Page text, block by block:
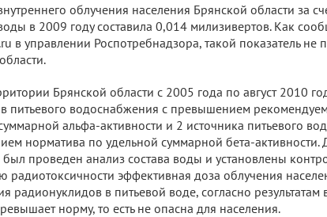
облучения населения Брянской области за
в 2009 году составила 0,014 милизивертов. Как
в управлении Роспотребнадзора, такой показатель не
Брянской области с 2005 года по август 2010
питьевого водоснабжения с превышением
альфа-активности и 2 источника питьевого
норматива по удельной суммарной бета-активности.
был проведен анализ состава воды и установлены
радиотоксичности эффективная доза облучения
радионуклидов в питьевой воде, согласно результатам
норму, то есть не опасна для населения.